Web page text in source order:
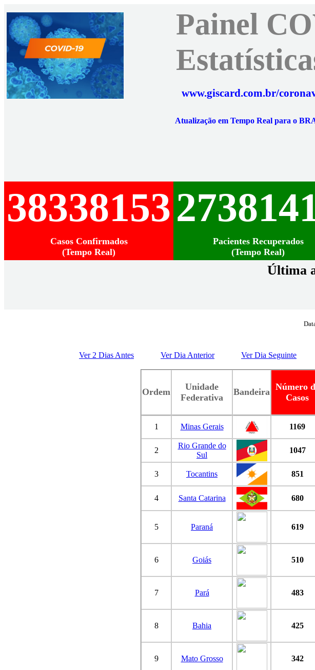
Painel
www.giscard.com.br/
Atualização em Tempo Real para o
38338153
Casos Confirmados
(Tempo Real)
Pacientes Recuperados
(Tempo Real)
Última
Ver 2 Dias Antes Ver Dia Anterior Ver Dia Seguinte
Ordem
Unidade
Federativa
Bandeira Número
Casos
1 Minas Gerais 1169
2
Rio Grande do
Sul
1047
3 Tocantins 851
4 Santa Catarina 680
5 Paraná 619
6 Goiás 510
7 Pará 483
8 Bahia 425
9 Mato Grosso 342